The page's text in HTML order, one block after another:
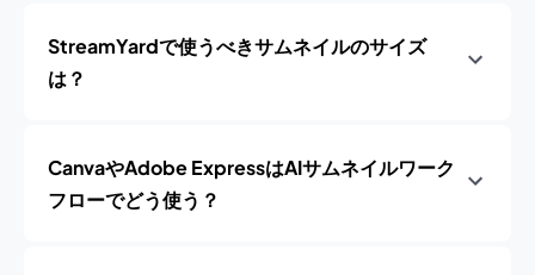
StreamYardで使うべきサムネイルのサイズ
は？
CanvaやAdobe ExpressはAIサムネイルワーク
フローでどう使う？